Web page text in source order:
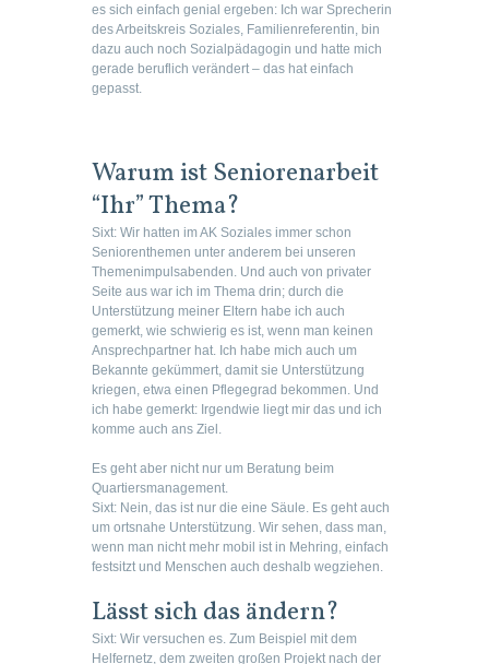
es sich einfach genial ergeben: Ich war Sprecherin
des Arbeitskreis Soziales, Familienreferentin, bin
dazu auch noch Sozialpädagogin und hatte mich
gerade beruflich verändert – das hat einfach
gepasst.
Warum ist Seniorenarbeit
“Ihr” Thema?
Sixt: Wir hatten im AK Soziales immer schon
Seniorenthemen unter anderem bei unseren
Themenimpulsabenden. Und auch von privater
Seite aus war ich im Thema drin; durch die
Unterstützung meiner Eltern habe ich auch
gemerkt, wie schwierig es ist, wenn man keinen
Ansprechpartner hat. Ich habe mich auch um
Bekannte gekümmert, damit sie Unterstützung
kriegen, etwa einen Pflegegrad bekommen. Und
ich habe gemerkt: Irgendwie liegt mir das und ich
komme auch ans Ziel.
Es geht aber nicht nur um Beratung beim
Quartiersmanagement.
Sixt: Nein, das ist nur die eine Säule. Es geht auch
um ortsnahe Unterstützung. Wir sehen, dass man,
wenn man nicht mehr mobil ist in Mehring, einfach
festsitzt und Menschen auch deshalb wegziehen.
Lässt sich das ändern?
Sixt: Wir versuchen es. Zum Beispiel mit dem
Helfernetz, dem zweiten großen Projekt nach der